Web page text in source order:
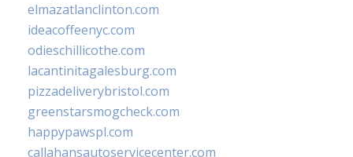
elmazatlanclinton.com
ideacoffeenyc.com
odieschillicothe.com
lacantinitagalesburg.com
pizzadeliverybristol.com
greenstarsmogcheck.com
happypawspl.com
callahansautoservicecenter.com